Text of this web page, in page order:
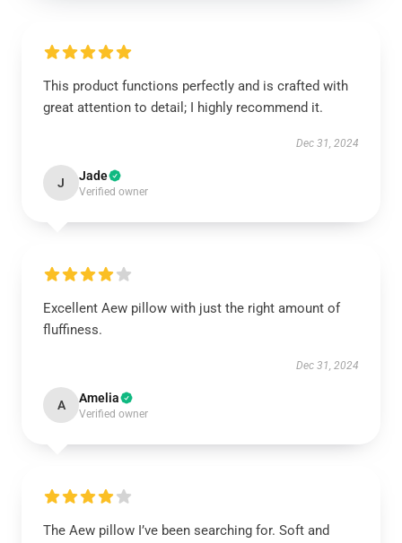
This product functions perfectly and is crafted with
great attention to detail; I highly recommend it.
Dec 31, 2024
J Jade
Verified owner
Excellent Aew pillow with just the right amount of
fluffiness.
Dec 31, 2024
A Amelia
Verified owner
The Aew pillow I’ve been searching for. Soft and